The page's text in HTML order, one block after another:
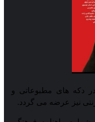
دکه های مطبوعاتی و
نیز عرضه می گردد.‌